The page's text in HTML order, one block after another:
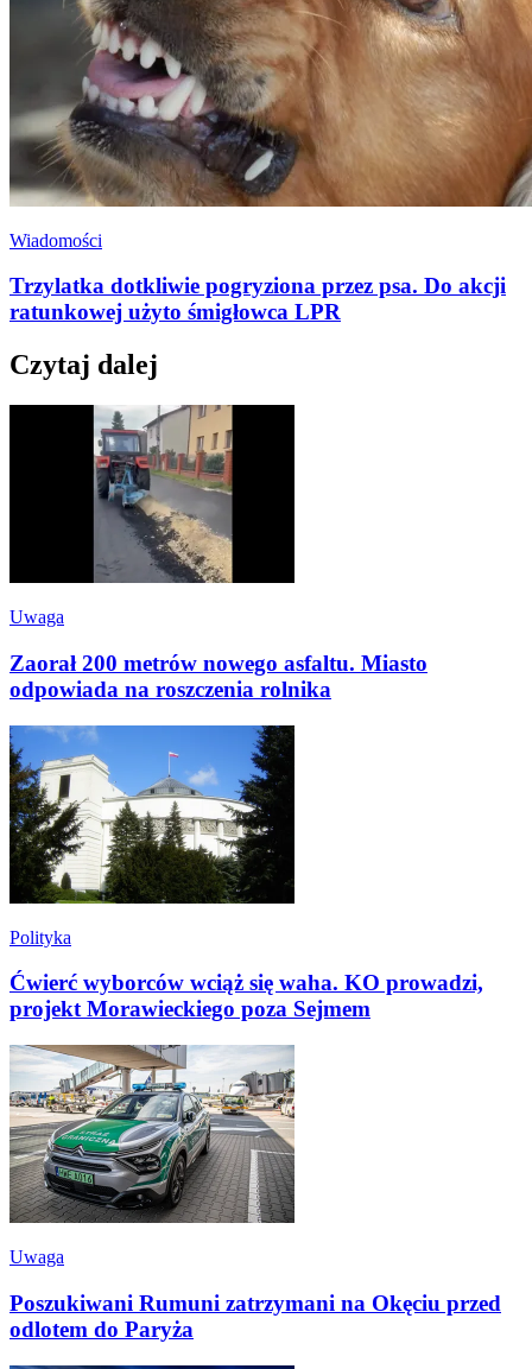
Wiadomości
Trzylatka dotkliwie pogryziona przez psa. Do akcji
ratunkowej użyto śmigłowca LPR
Czytaj dalej
Uwaga
Zaorał 200 metrów nowego asfaltu. Miasto
odpowiada na roszczenia rolnika
Polityka
Ćwierć wyborców wciąż się waha. KO prowadzi,
projekt Morawieckiego poza Sejmem
Uwaga
Poszukiwani Rumuni zatrzymani na Okęciu przed
odlotem do Paryża